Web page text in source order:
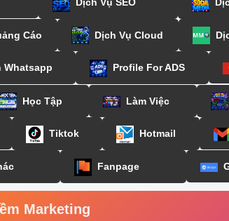
Cáo Dịch Vụ Cloud
Whatsapp Profile For ADS
Học Tập Làm Việc
Tiktok Hotmail
Fanpage
Marketing